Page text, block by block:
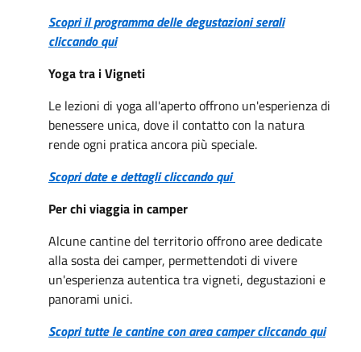
Scopri il programma delle degustazioni serali
cliccando qui
Yoga tra i Vigneti
Le lezioni di yoga all'aperto offrono un'esperienza di
benessere unica, dove il contatto con la natura
rende ogni pratica ancora più speciale.
Scopri date e dettagli cliccando qui
Per chi viaggia in camper
Alcune cantine del territorio offrono aree dedicate
alla sosta dei camper, permettendoti di vivere
un'esperienza autentica tra vigneti, degustazioni e
panorami unici.
Scopri tutte le cantine con area camper cliccando qui